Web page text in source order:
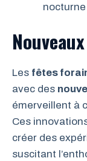
nocturne
Les fêtes
avec des
émerveillent à
Ces
créer des
suscitant